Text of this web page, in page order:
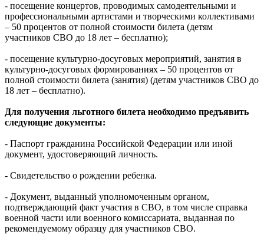
- посещение концертов, проводимых самодеятельными и
профессиональными артистами и творческими коллективами
– 50 процентов от полной стоимости билета (детям
участников СВО до 18 лет – бесплатно);
- посещение культурно-досуговых мероприятий, занятия в
культурно-досуговых формированиях – 50 процентов от
полной стоимости билета (занятия) (детям участников СВО до
18 лет – бесплатно).
Для получения льготного билета необходимо предъявить
следующие документы:
- Паспорт гражданина Российской Федерации или иной
документ, удостоверяющий личность.
- Свидетельство о рождении ребенка.
- Документ, выданный уполномоченным органом,
подтверждающий факт участия в СВО, в том числе справка
военной части или военного комиссариата, выданная по
рекомендуемому образцу для участников СВО.